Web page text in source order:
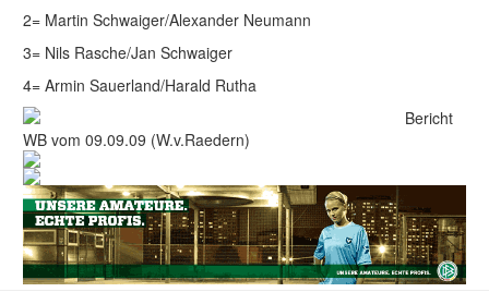
2= Martin Schwaiger/Alexander Neumann
3= Nils Rasche/Jan Schwaiger
4= Armin Sauerland/Harald Rutha
Bericht
WB vom 09.09.09 (W.v.Raedern)